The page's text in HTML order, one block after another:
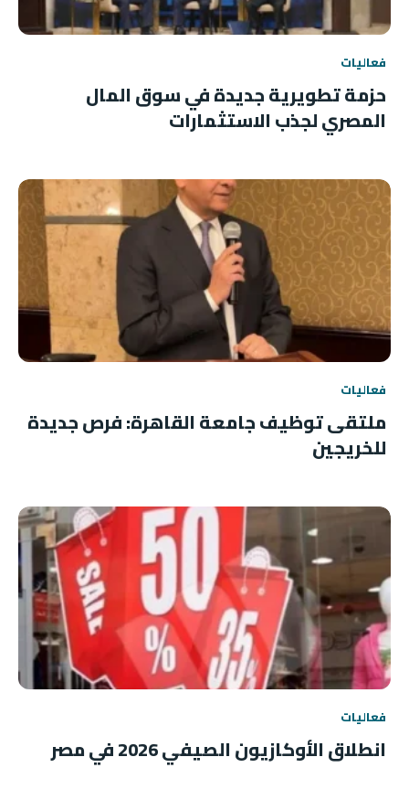
فعاليات
حزمة تطويرية جديدة في سوق المال
المصري لجذب الاستثمارات
فعاليات
ملتقى توظيف جامعة القاهرة: فرص جديدة
للخريجين
فعاليات
انطلاق الأوكازيون الصيفي 2026 في مصر